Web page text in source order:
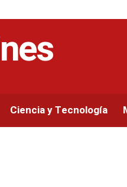
Ciencia y Tecnología